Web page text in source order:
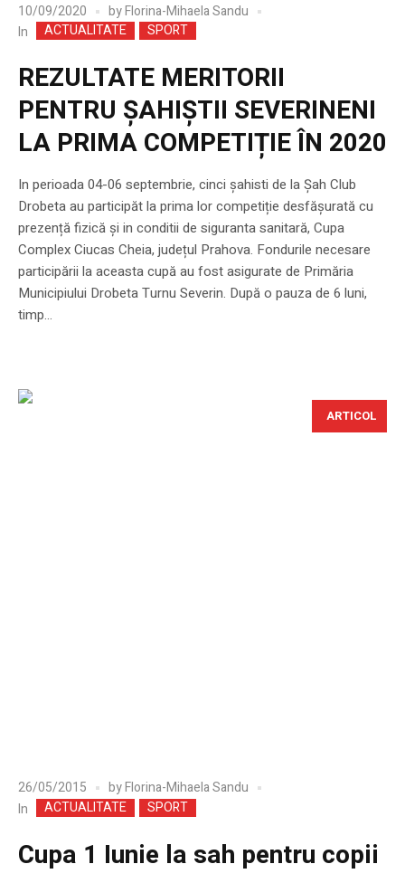
10/09/2020 byFlorina-Mihaela Sandu
In
ACTUALITATE SPORT
REZULTATE MERITORII
PENTRU ȘAHIȘTII SEVERINENI
LA PRIMA COMPETIȚIE ÎN 2020
In perioada 04-06 septembrie, cinci șahisti de la Șah Club
Drobeta au participăt la prima lor competiție desfășurată cu
prezență fizică și in conditii de siguranta sanitară, Cupa
Complex Ciucas Cheia, județul Prahova. Fondurile necesare
participării la aceasta cupă au fost asigurate de Primăria
Municipiului Drobeta Turnu Severin. După o pauza de 6 luni,
timp...
ARTICOL
26/05/2015 byFlorina-Mihaela Sandu
In
ACTUALITATE SPORT
Cupa 1 Iunie la sah pentru copii